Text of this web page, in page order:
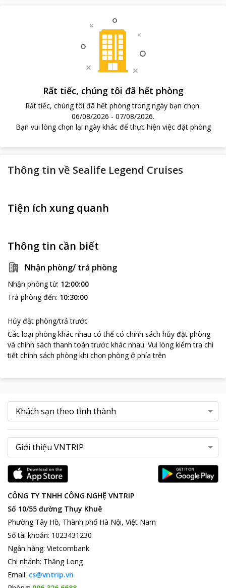
Rất tiếc, chúng tôi đã hết phòng
Rất tiếc, chúng tôi đã hết phòng trong ngày bạn chọn:
06/08/2026 - 07/08/2026.
Bạn vui lòng chọn lại ngày khác để thực hiện việc đặt phòng
Thông tin về Sealife Legend Cruises
Tiện ích xung quanh
Thông tin cần biết
Nhận phòng/ trả phòng
Nhận phòng từ: 12:00:00
Trả phòng đến: 10:30:00
Hủy đặt phòng/trả trước
Các loại phòng khác nhau có thể có chính sách hủy đặt phòng
và chính sách thanh toán trước khác nhau. Vui lòng kiểm tra chi
tiết chính sách phòng khi chọn phòng ở phía trên
CÔNG TY TNHH CÔNG NGHỆ VNTRIP
Số 10/55 đường Thụy Khuê
Phường Tây Hồ, Thành phố Hà Nội, Việt Nam
Số tài khoản: 1023431230
Ngân hàng: Vietcombank
Chi nhánh: Thăng Long
Email: cs@vntrip.vn